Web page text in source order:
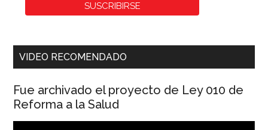
VIDEO RECOMENDADO
Fue archivado el proyecto de Ley 010 de
Reforma a la Salud